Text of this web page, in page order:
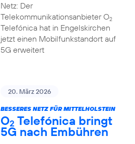
Netz: Der
Telekommunikationsanbieter O2
Telefónica hat in Engelskirchen
jetzt einen Mobilfunkstandort auf
5G erweitert
20. März 2026
BESSERES NETZ FÜR MITTELHOLSTEIN
O2 Telefónica bringt
5G nach Embühren